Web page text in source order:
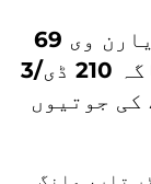
ہائی ٹینیسٹی پالئی ایسٹر یارن وی 69
ٹیکس 70 نائی لون بونڈیڈ دھاگہ 210 ڈی/3
کی جوتیوں